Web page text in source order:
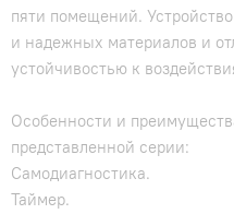
пяти помещений.
и надежных материалов и
устойчивостью к
Особенности и
представленной серии:
Самодиагностика.
Таймер.